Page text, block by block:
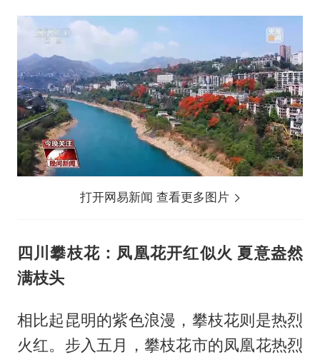
打开网易新闻 查看更多图片
四川攀枝花：凤凰花开红似火 夏意盎然
满枝头
相比起昆明的紫色浪漫，攀枝花则是热烈
火红。步入五月，攀枝花市的凤凰花热烈